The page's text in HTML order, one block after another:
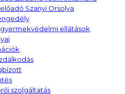
Szanyi Orsolya
gyermekvédelmi ellátások
szolgáltatás